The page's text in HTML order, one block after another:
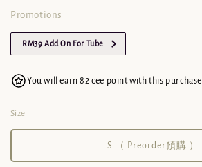
Promotions
RM39 Add On For Tube
You will earn 82 cee point with this purchase
Size
S （ Preorder預購 ）